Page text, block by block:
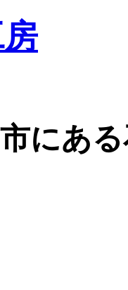
にあ